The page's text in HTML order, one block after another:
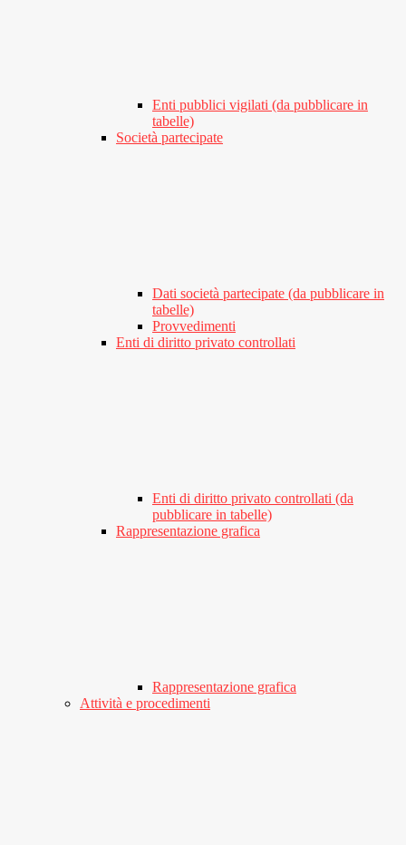
Enti pubblici vigilati (da pubblicare in
tabelle)
Società partecipate
Dati società partecipate (da pubblicare in
tabelle)
Provvedimenti
Enti di diritto privato controllati
Enti di diritto privato controllati (da
pubblicare in tabelle)
Rappresentazione grafica
Rappresentazione grafica
Attività e procedimenti